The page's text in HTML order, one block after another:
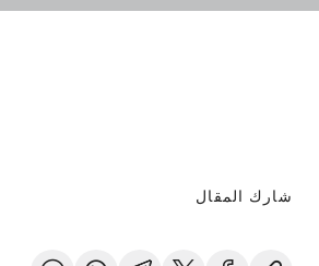
شارك المقال